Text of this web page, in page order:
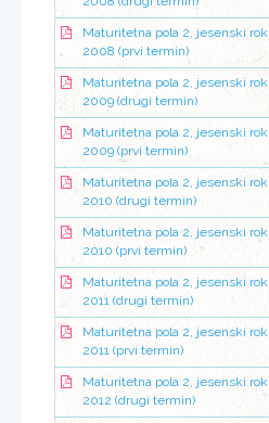
Maturitetna pola 2, jesenski rok
2008 (prvi termin)
Maturitetna pola 2, jesenski rok
2009 (drugi termin)
Maturitetna pola 2, jesenski rok
2009 (prvi termin)
Maturitetna pola 2, jesenski rok
2010 (drugi termin)
Maturitetna pola 2, jesenski rok
2010 (prvi termin)
Maturitetna pola 2, jesenski rok
2011 (drugi termin)
Maturitetna pola 2, jesenski rok
2011 (prvi termin)
Maturitetna pola 2, jesenski rok
2012 (drugi termin)